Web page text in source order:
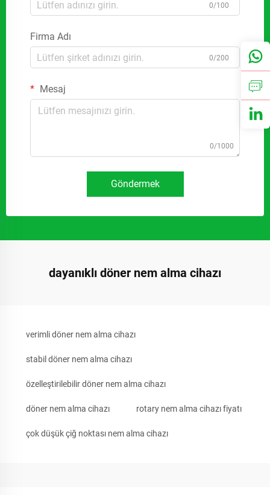
0/100
Firma Adı
0/200
Mesaj
0/1000
Göndermek
dayanıklı döner nem alma cihazı
verimli döner nem alma cihazı
stabil döner nem alma cihazı
özelleştirilebilir döner nem alma cihazı
döner nem alma cihazı rotary nem alma cihazı fiyatı
çok düşük çiğ noktası nem alma cihazı